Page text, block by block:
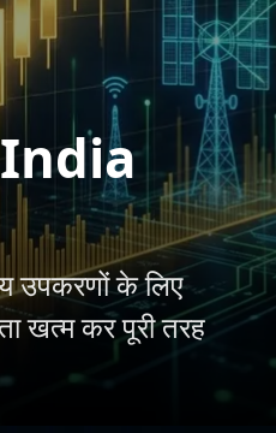
उपकरणों के लिए
खत्म कर पूरी तरह